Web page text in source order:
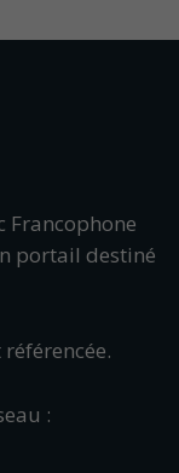
Francophone
portail destiné
référencée.
: